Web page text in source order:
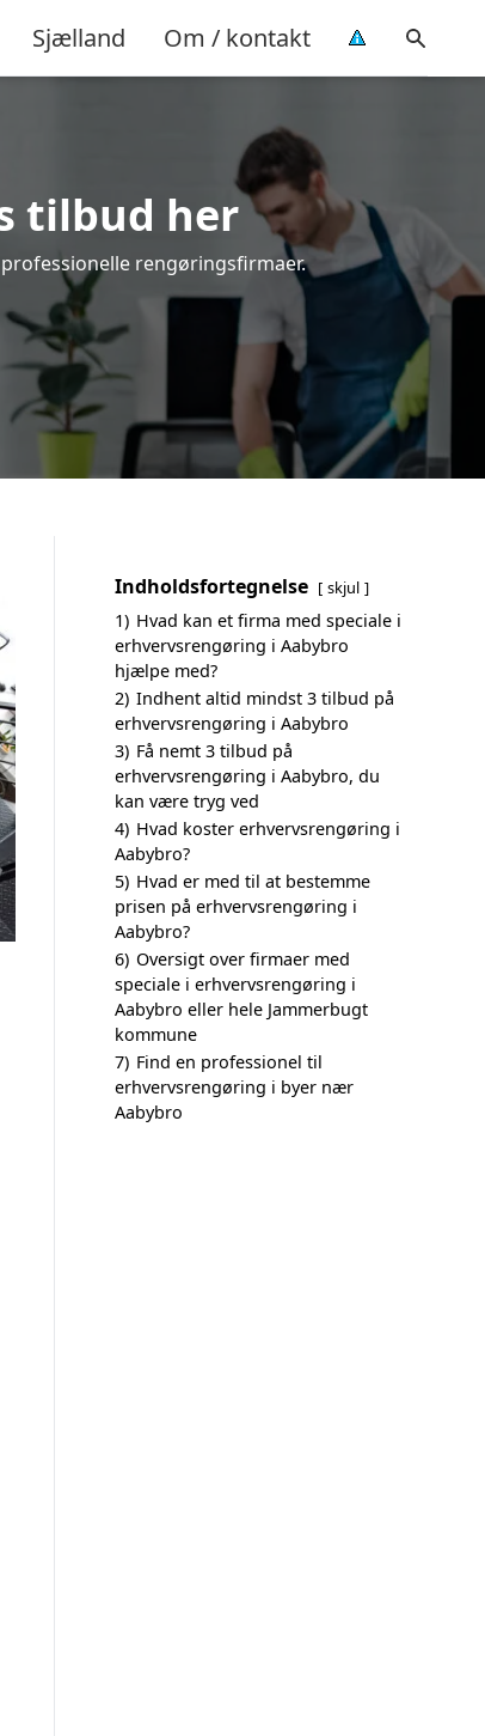
Sjælland Om / kontakt
tilbud her
rengøringsfirmaer.
Indholdsfortegnelse skjul
1) Hvad kan et firma med speciale i
erhvervsrengøring i Aabybro
hjælpe med?
2) Indhent altid mindst 3 tilbud på
erhvervsrengøring i Aabybro
3) Få nemt 3 tilbud på
erhvervsrengøring i Aabybro, du
kan være tryg ved
4) Hvad koster erhvervsrengøring i
Aabybro?
5) Hvad er med til at bestemme
prisen på erhvervsrengøring i
Aabybro?
6) Oversigt over firmaer med
speciale i erhvervsrengøring i
Aabybro eller hele Jammerbugt
kommune
7) Find en professionel til
erhvervsrengøring i byer nær
Aabybro